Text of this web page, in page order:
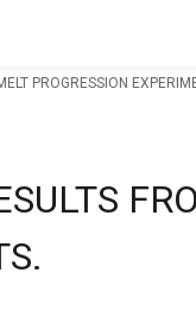
PROGRESSION